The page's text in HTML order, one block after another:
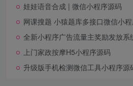
娃娃语音合成 | 微信小程序源码
网课搜题 小猿题库多接口微信小
全新小程序广告流量主奖励发放系
上门家政按摩H5小程序源码
升级版手机检测微信工具小程序